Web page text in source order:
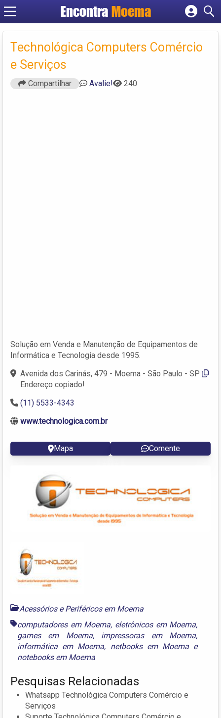
Encontra Moema
Criar conta
Technológica Computers Comércio
e Serviços
Compartilhar Avalie! 240
Solução em Venda e Manutenção de Equipamentos de
Informática e Tecnologia desde 1995.
Avenida dos Carinás, 479 - Moema - São Paulo - SP
Endereço copiado!
(11) 5533-4343
www.technologica.com.br
Mapa Comente
Acessórios e Periféricos em Moema
computadores em Moema, eletrônicos em Moema,
games em Moema, impressoras em Moema,
informática em Moema, netbooks em Moema e
notebooks em Moema
Pesquisas Relacionadas
Whatsapp Technológica Computers Comércio e
Serviços